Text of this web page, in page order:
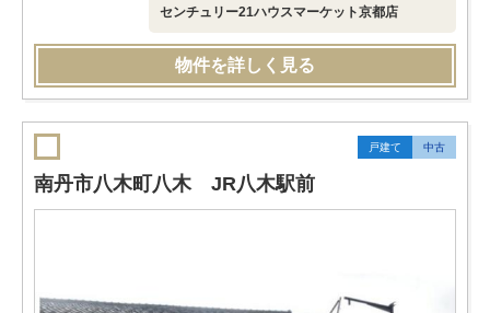
センチュリー21ハウスマーケット京都店
物件を詳しく見る
戸建て 中古
南丹市八木町八木 JR八木駅前